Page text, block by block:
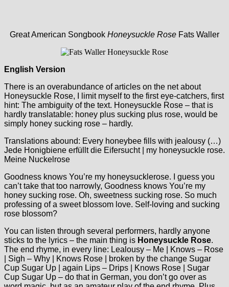
Great American Songbook Honeysuckle Rose Fats Waller
English Version
There is an overabundance of articles on the net about
Honeysuckle Rose, I limit myself to the first eye-catchers, first
hint: The ambiguity of the text. Honeysuckle Rose – that is
hardly translatable: honey plus sucking plus rose, would be
simply honey sucking rose – hardly.
Translations abound: Every honeybee fills with jealousy (…)
Jede Honigbiene erfüllt die Eifersucht | my honeysuckle rose.
Meine Nuckelrose
Goodness knows You’re my honeysucklerose. I guess you
can’t take that too narrowly, Goodness knows You’re my
honey sucking rose. Oh, sweetness sucking rose. So much
professing of a sweet blossom love. Self-loving and sucking
rose blossom?
You can listen through several performers, hardly anyone
sticks to the lyrics – the main thing is Honeysuckle Rose.
The end rhyme, in every line: Lealousy – Me | Knows – Rose
| Sigh – Why | Knows Rose | broken by the change Sugar
Cup Sugar Up | again Lips – Drips | Knows Rose | Sugar
Cup Sugar Up – do that in German, you don’t go over as